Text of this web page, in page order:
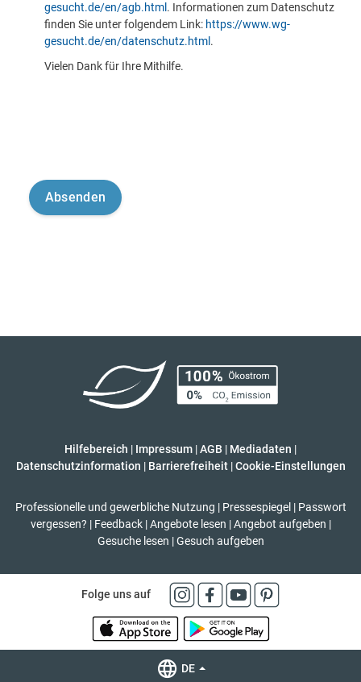
gesucht.de/en/agb.html . Informationen zum Datenschutz
finden Sie unter folgendem Link: https://www.wg-
gesucht.de/en/datenschutz.html .
Vielen Dank für Ihre Mithilfe.
Hilfebereich | Impressum |AGB | Mediadaten |
Datenschutzinformation | Barrierefreiheit | Cookie-Einstellungen
Professionelle und gewerbliche Nutzung | Pressespiegel | Passwort
vergessen? | Feedback | Angebote lesen | Angebot aufgeben |
Gesuche lesen | Gesuch aufgeben
Folge uns auf
DE